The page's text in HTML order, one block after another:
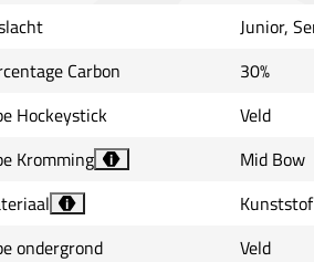
Junior,
Carbon
30%
Hockeystick
Veld
Kromming
i
Mid Bow
i
Kunststof
ondergrond
Veld